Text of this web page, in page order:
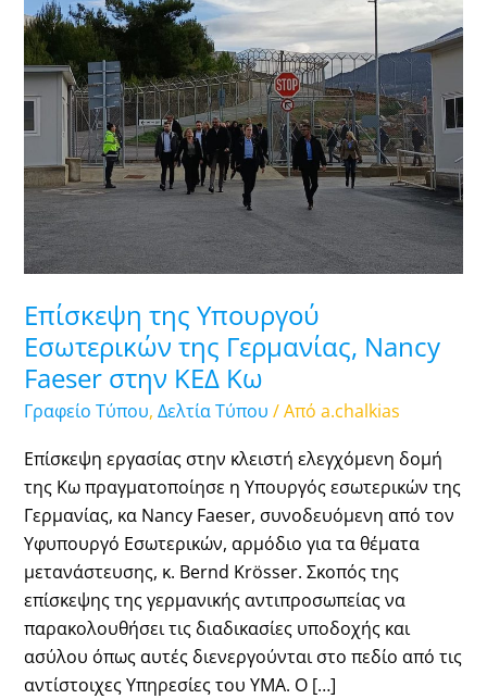
Επίσκεψη της Υπουργού
Εσωτερικών της Γερμανίας, Nancy
Faeser στην ΚΕΔ Κω
Γραφείο Τύπου, Δελτία Τύπου / Από a.chalkias
Επίσκεψη εργασίας στην κλειστή ελεγχόμενη δομή
της Κω πραγματοποίησε η Υπουργός εσωτερικών της
Γερμανίας, κα Nancy Faeser, συνοδευόμενη από τον
Υφυπουργό Εσωτερικών, αρμόδιο για τα θέματα
μετανάστευσης, κ. Bernd Krösser. Σκοπός της
επίσκεψης της γερμανικής αντιπροσωπείας να
παρακολουθήσει τις διαδικασίες υποδοχής και
ασύλου όπως αυτές διενεργούνται στο πεδίο από τις
αντίστοιχες Υπηρεσίες του ΥΜΑ. Ο […]
Υπουργού
Εσωτερικών
της
Γερμανίας,
Nancy
Faeser
στην
ΚΕΔ
Κω